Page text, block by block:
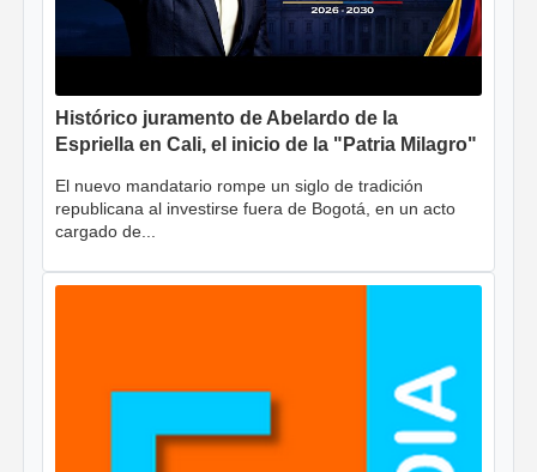
Histórico juramento de Abelardo de la
Espriella en Cali, el inicio de la "Patria Milagro"
El nuevo mandatario rompe un siglo de tradición
republicana al investirse fuera de Bogotá, en un acto
cargado de...